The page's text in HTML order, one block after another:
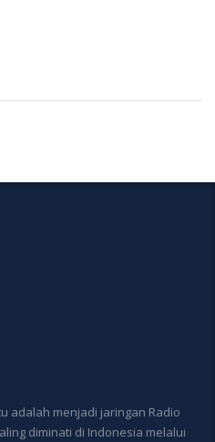
adalah menjadi jaringan Radio
diminati di Indonesia melalui